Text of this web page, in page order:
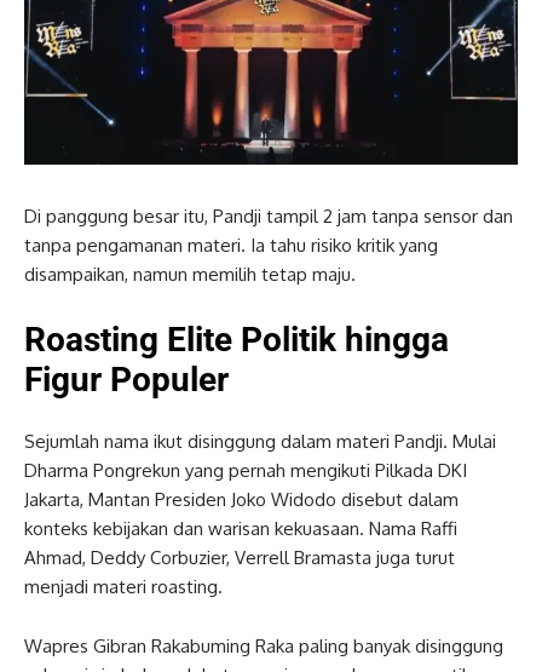
Di panggung besar itu, Pandji tampil 2 jam tanpa sensor dan
tanpa pengamanan materi. Ia tahu risiko kritik yang
disampaikan, namun memilih tetap maju.
Roasting Elite Politik hingga
Figur Populer
Sejumlah nama ikut disinggung dalam materi Pandji. Mulai
Dharma Pongrekun yang pernah mengikuti Pilkada DKI
Jakarta, Mantan Presiden Joko Widodo disebut dalam
konteks kebijakan dan warisan kekuasaan. Nama Raffi
Ahmad, Deddy Corbuzier, Verrell Bramasta juga turut
menjadi materi roasting.
Wapres Gibran Rakabuming Raka paling banyak disinggung